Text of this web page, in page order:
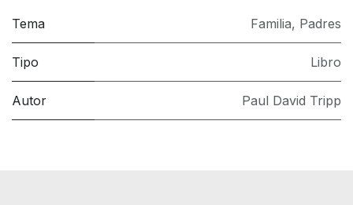
Tema Familia, Padres
Tipo Libro
Autor Paul David Tripp